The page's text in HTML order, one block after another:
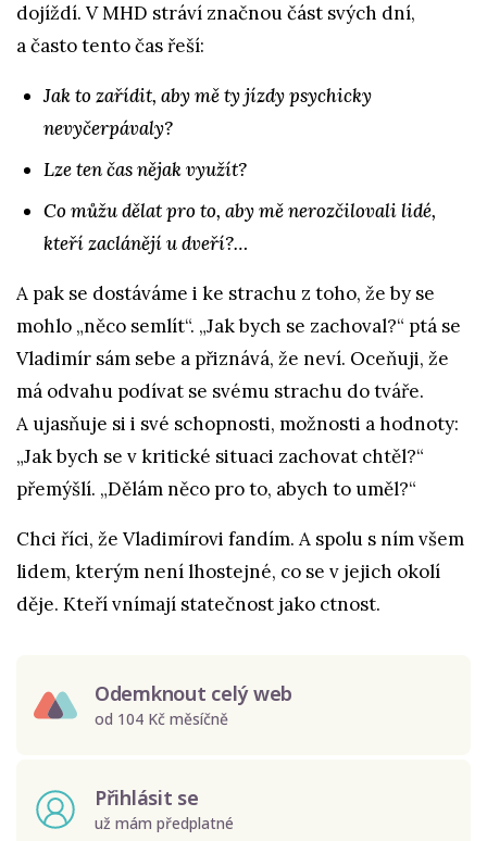
dojíždí. V MHD stráví značnou část svých dní,
a často tento čas řeší:
Jak to zařídit, aby mě ty jízdy psychicky
nevyčerpávaly?
Lze ten čas nějak využít?
Co můžu dělat pro to, aby mě nerozčilovali lidé,
kteří zaclánějí u dveří?…
A pak se dostáváme i ke strachu z toho, že by se
mohlo „něco semlít“. „Jak bych se zachoval?“ ptá se
Vladimír sám sebe a přiznává, že neví. Oceňuji, že
má odvahu podívat se svému strachu do tváře.
A ujasňuje si i své schopnosti, možnosti a hodnoty:
„Jak bych se v kritické situaci zachovat chtěl?“
přemýšlí. „Dělám něco pro to, abych to uměl?“
Chci říci, že Vladimírovi fandím. A spolu s ním všem
lidem, kterým není lhostejné, co se v jejich okolí
děje. Kteří vnímají statečnost jako ctnost.
Odemknout celý web
od 104 Kč měsíčně
Přihlásit se
už mám předplatné